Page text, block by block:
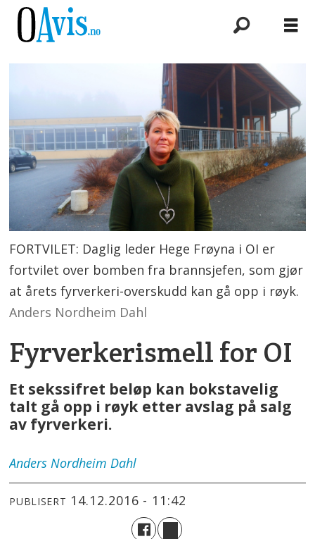
FORTVILET: Daglig leder Hege Frøyna i OI er
fortvilet over bomben fra brannsjefen, som gjør
at årets fyrverkeri-overskudd kan gå opp i røyk.
Anders Nordheim Dahl
Fyrverkerismell for OI
Et sekssifret beløp kan bokstavelig
talt gå opp i røyk etter avslag på salg
av fyrverkeri.
Anders Nordheim Dahl
PUBLISERT 14.12.2016 - 11:42